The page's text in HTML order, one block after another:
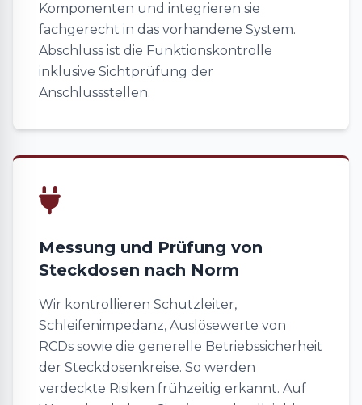
Komponenten und integrieren sie
fachgerecht in das vorhandene System.
Abschluss ist die Funktionskontrolle
inklusive Sichtprüfung der
Anschlussstellen.
Messung und Prüfung von
Steckdosen nach Norm
Wir kontrollieren Schutzleiter,
Schleifenimpedanz, Auslösewerte von
RCDs sowie die generelle Betriebssicherheit
der Steckdosenkreise. So werden
verdeckte Risiken frühzeitig erkannt. Auf